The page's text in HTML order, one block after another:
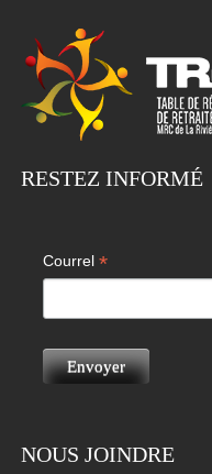
RESTEZ INFORMÉ
Courrel*
NOUS JOINDRE